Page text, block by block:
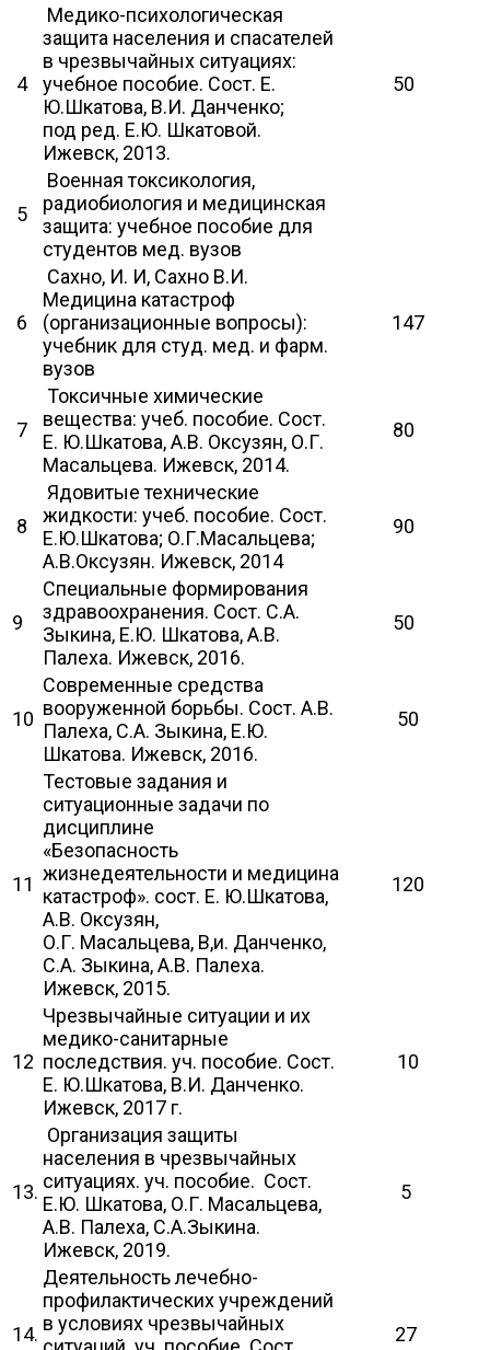
4
Медико-психологическая
защита населения и спасателей
в чрезвычайных ситуациях:
учебное пособие. Сост. Е.
Ю.Шкатова, В.И. Данченко;
под ред. Е.Ю. Шкатовой.
Ижевск, 2013.
50
5
Военная токсикология,
радиобиология и медицинская
защита: учебное пособие для
студентов мед. вузов
6
Сахно, И. И, Сахно В.И.
Медицина катастроф
(организационные вопросы):
учебник для студ. мед. и фарм.
вузов
147
7
Токсичные химические
вещества: учеб. пособие. Сост.
Е. Ю.Шкатова, А.В. Оксузян, О.Г.
Масальцева. Ижевск, 2014.
80
8
Ядовитые технические
жидкости: учеб. пособие. Сост.
Е.Ю.Шкатова; О.Г.Масальцева;
А.В.Оксузян. Ижевск, 2014
90
9
Специальные формирования
здравоохранения. Сост. С.А.
Зыкина, Е.Ю. Шкатова, А.В.
Палеха. Ижевск, 2016.
50
10
Современные средства
вооруженной борьбы. Сост. А.В.
Палеха, С.А. Зыкина, Е.Ю.
Шкатова. Ижевск, 2016.
50
11
Тестовые задания и
ситуационные задачи по
дисциплине
«Безопасность
жизнедеятельности и медицина
катастроф». сост. Е. Ю.Шкатова,
А.В. Оксузян,
О.Г. Масальцева, В,и. Данченко,
С.А. Зыкина, А.В. Палеха.
Ижевск, 2015.
120
12
Чрезвычайные ситуации и их
медико-санитарные
последствия. уч. пособие. Сост.
Е. Ю.Шкатова, В.И. Данченко.
Ижевск, 2017 г.
10
13.
Организация защиты
населения в чрезвычайных
ситуациях. уч. пособие. Сост.
Е.Ю. Шкатова, О.Г. Масальцева,
А.В. Палеха, С.А.Зыкина.
Ижевск, 2019.
5
14.
Деятельность лечебно-
профилактических учреждений
в условиях чрезвычайных
27